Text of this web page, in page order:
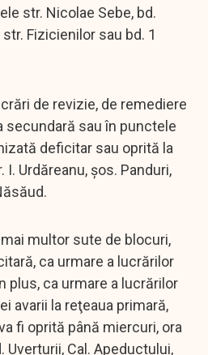
str. Nicolae Sebe, bd.
Fizicienilor sau bd. 1
de revizie, de remediere
secundară sau în punctele
deficitar sau oprită la
Urdăreanu, şos. Panduri,
multor sute de blocuri,
ca urmare a lucrărilor
plus, ca urmare a lucrărilor
avarii la reţeaua primară,
fi oprită până miercuri, ora
Uverturii, Cal. Apeductului,